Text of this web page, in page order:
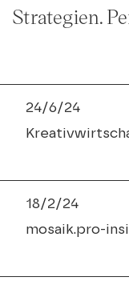
Strategien.
24/6/24
18/2/24
mosaik.pro-